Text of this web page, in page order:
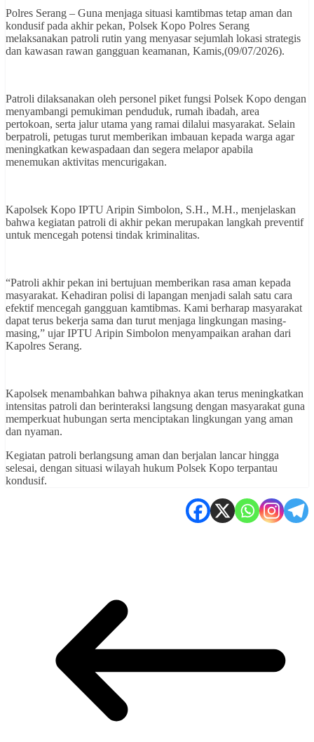
Polres Serang – Guna menjaga situasi kamtibmas tetap aman dan
kondusif pada akhir pekan, Polsek Kopo Polres Serang
melaksanakan patroli rutin yang menyasar sejumlah lokasi strategis
dan kawasan rawan gangguan keamanan, Kamis,(09/07/2026).
Patroli dilaksanakan oleh personel piket fungsi Polsek Kopo dengan
menyambangi pemukiman penduduk, rumah ibadah, area
pertokoan, serta jalur utama yang ramai dilalui masyarakat. Selain
berpatroli, petugas turut memberikan imbauan kepada warga agar
meningkatkan kewaspadaan dan segera melapor apabila
menemukan aktivitas mencurigakan.
Kapolsek Kopo IPTU Aripin Simbolon, S.H., M.H., menjelaskan
bahwa kegiatan patroli di akhir pekan merupakan langkah preventif
untuk mencegah potensi tindak kriminalitas.
“Patroli akhir pekan ini bertujuan memberikan rasa aman kepada
masyarakat. Kehadiran polisi di lapangan menjadi salah satu cara
efektif mencegah gangguan kamtibmas. Kami berharap masyarakat
dapat terus bekerja sama dan turut menjaga lingkungan masing-
masing,” ujar IPTU Aripin Simbolon menyampaikan arahan dari
Kapolres Serang.
Kapolsek menambahkan bahwa pihaknya akan terus meningkatkan
intensitas patroli dan berinteraksi langsung dengan masyarakat guna
memperkuat hubungan serta menciptakan lingkungan yang aman
dan nyaman.
Kegiatan patroli berlangsung aman dan berjalan lancar hingga
selesai, dengan situasi wilayah hukum Polsek Kopo terpantau
kondusif.